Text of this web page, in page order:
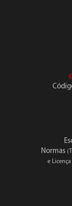
Normas
e